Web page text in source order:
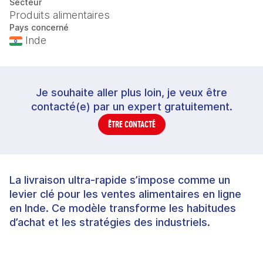
Secteur
Produits alimentaires
Pays concerné
Inde
Je souhaite aller plus loin, je veux être
contacté(e) par un expert gratuitement.
ÊTRE CONTACTÉ
La livraison ultra-rapide s’impose comme un
levier clé pour les ventes alimentaires en ligne
en Inde. Ce modèle transforme les habitudes
d’achat et les stratégies des industriels.